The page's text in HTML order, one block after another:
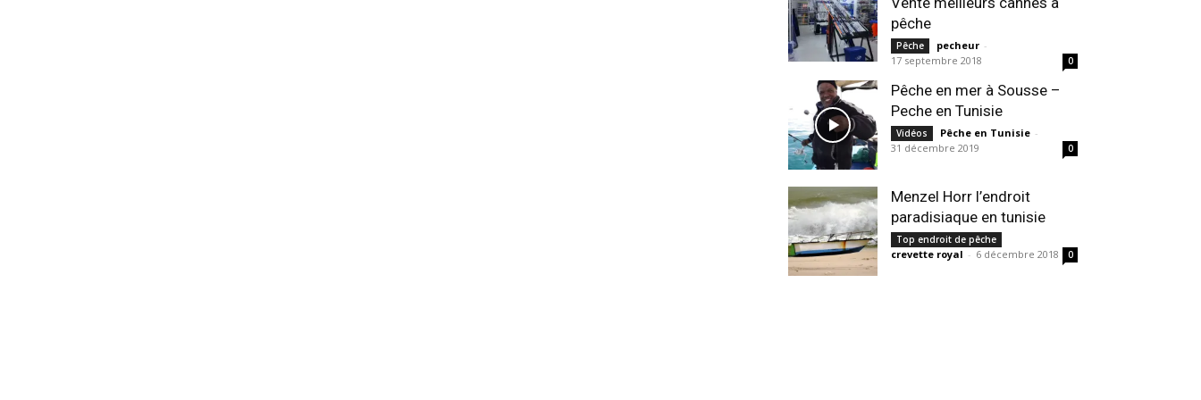
pêche
Pêche pecheur -
17 septembre 2018
0
Pêche en mer à Sousse –
Peche en Tunisie
Vidéos Pêche en Tunisie -
31 décembre 2019
0
Menzel Horr l’endroit
paradisiaque en tunisie
Top endroit de pêche
crevette royal - 6 décembre 2018 0